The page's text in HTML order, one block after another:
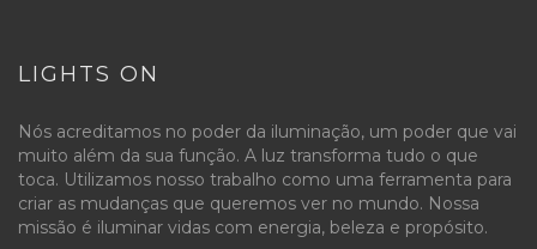
LIGHTS ON
Nós acreditamos no poder da iluminação, um poder que vai
muito além da sua função. A luz transforma tudo o que
toca. Utilizamos nosso trabalho como uma ferramenta para
criar as mudanças que queremos ver no mundo. Nossa
missão é iluminar vidas com energia, beleza e propósito.